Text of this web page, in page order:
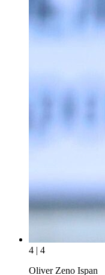
4 | 4
Oliver Zeno Ispan